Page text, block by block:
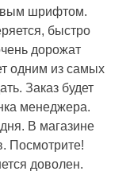
шрифтом.
быстро
дорожат
одним из самых
Заказ будет
менеджера.
В магазине
Посмотрите!
доволен.